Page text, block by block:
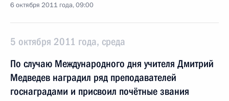
6 октября 2011 года, 09:00
5 октября 2011 года, среда
По случаю Международного дня учителя Дмитрий
Медведев наградил ряд преподавателей
госнаградами и присвоил почётные звания